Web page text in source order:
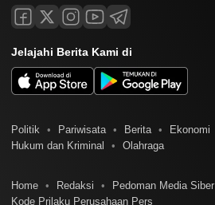
Jelajahi Berita Kami di
Politik Pariwisata Berita Ekonomi
Hukum dan Kriminal
Olahraga
Home Redaksi
Pedoman Media Siber
Kode Prilaku Perusahaan Pers